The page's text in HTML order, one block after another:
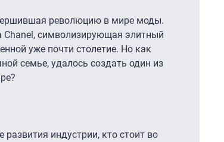
революцию в мире моды.
Chanel, символизирующая элитный
уже почти столетие. Но как
семье, удалось создать один из
индустрии, кто стоит во